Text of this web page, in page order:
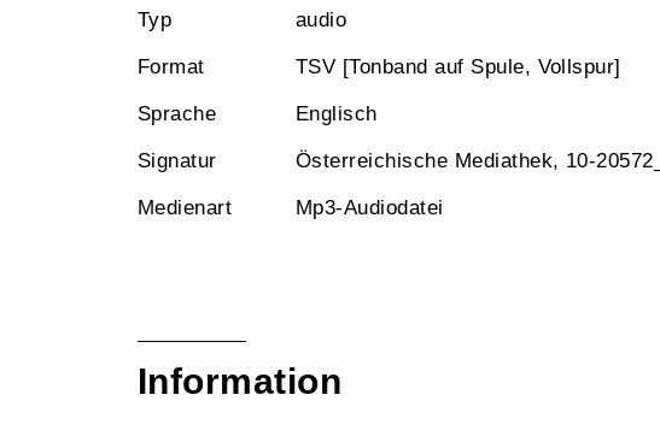
Typ audio
Format TSV [Tonband auf Spule, Vollspur]
Sprache Englisch
Signatur Österreichische Mediathek, 10-
Medienart Mp3-Audiodatei
Information